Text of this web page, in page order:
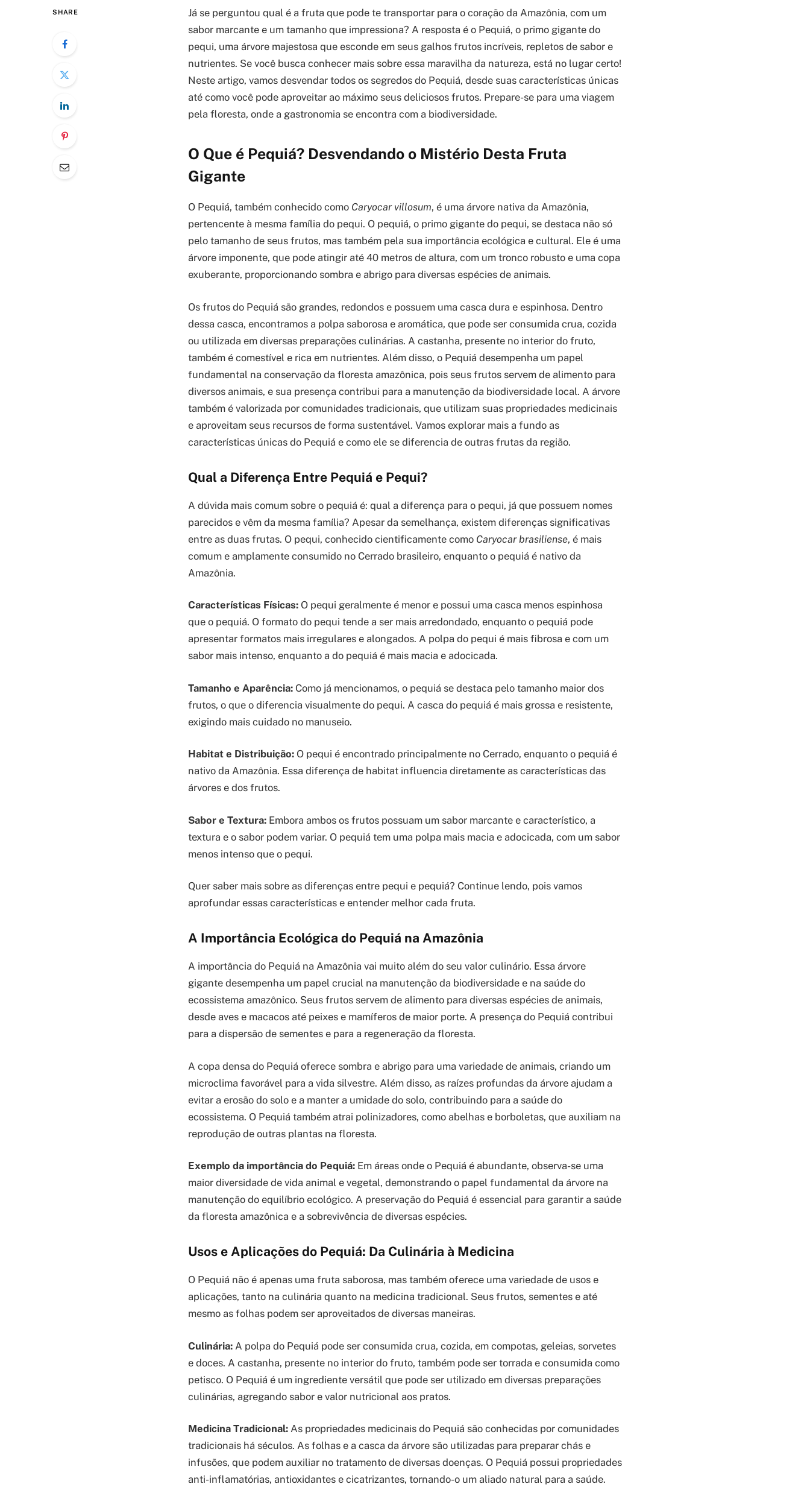
SHARE
Já se perguntou qual é a fruta que pode te transportar para o coração da Amazônia, com um
sabor marcante e um tamanho que impressiona? A resposta é o Pequiá, o primo gigante do
pequi, uma árvore majestosa que esconde em seus galhos frutos incríveis, repletos de sabor e
nutrientes. Se você busca conhecer mais sobre essa maravilha da natureza, está no lugar certo!
Neste artigo, vamos desvendar todos os segredos do Pequiá, desde suas características únicas
até como você pode aproveitar ao máximo seus deliciosos frutos. Prepare-se para uma viagem
pela floresta, onde a gastronomia se encontra com a biodiversidade.
O Que é Pequiá? Desvendando o Mistério Desta Fruta
Gigante
O Pequiá, também conhecido como Caryocar villosum, é uma árvore nativa da Amazônia,
pertencente à mesma família do pequi. O pequiá, o primo gigante do pequi, se destaca não só
pelo tamanho de seus frutos, mas também pela sua importância ecológica e cultural. Ele é uma
árvore imponente, que pode atingir até 40 metros de altura, com um tronco robusto e uma copa
exuberante, proporcionando sombra e abrigo para diversas espécies de animais.
Os frutos do Pequiá são grandes, redondos e possuem uma casca dura e espinhosa. Dentro
dessa casca, encontramos a polpa saborosa e aromática, que pode ser consumida crua, cozida
ou utilizada em diversas preparações culinárias. A castanha, presente no interior do fruto,
também é comestível e rica em nutrientes. Além disso, o Pequiá desempenha um papel
fundamental na conservação da floresta amazônica, pois seus frutos servem de alimento para
diversos animais, e sua presença contribui para a manutenção da biodiversidade local. A árvore
também é valorizada por comunidades tradicionais, que utilizam suas propriedades medicinais
e aproveitam seus recursos de forma sustentável. Vamos explorar mais a fundo as
características únicas do Pequiá e como ele se diferencia de outras frutas da região.
Qual a Diferença Entre Pequiá e Pequi?
A dúvida mais comum sobre o pequiá é: qual a diferença para o pequi, já que possuem nomes
parecidos e vêm da mesma família? Apesar da semelhança, existem diferenças significativas
entre as duas frutas. O pequi, conhecido cientificamente como Caryocar brasiliense, é mais
comum e amplamente consumido no Cerrado brasileiro, enquanto o pequiá é nativo da
Amazônia.
Características Físicas: O pequi geralmente é menor e possui uma casca menos espinhosa
que o pequiá. O formato do pequi tende a ser mais arredondado, enquanto o pequiá pode
apresentar formatos mais irregulares e alongados. A polpa do pequi é mais fibrosa e com um
sabor mais intenso, enquanto a do pequiá é mais macia e adocicada.
Tamanho e Aparência: Como já mencionamos, o pequiá se destaca pelo tamanho maior dos
frutos, o que o diferencia visualmente do pequi. A casca do pequiá é mais grossa e resistente,
exigindo mais cuidado no manuseio.
Habitat e Distribuição: O pequi é encontrado principalmente no Cerrado, enquanto o pequiá é
nativo da Amazônia. Essa diferença de habitat influencia diretamente as características das
árvores e dos frutos.
Sabor e Textura: Embora ambos os frutos possuam um sabor marcante e característico, a
textura e o sabor podem variar. O pequiá tem uma polpa mais macia e adocicada, com um sabor
menos intenso que o pequi.
Quer saber mais sobre as diferenças entre pequi e pequiá? Continue lendo, pois vamos
aprofundar essas características e entender melhor cada fruta.
A Importância Ecológica do Pequiá na Amazônia
A importância do Pequiá na Amazônia vai muito além do seu valor culinário. Essa árvore
gigante desempenha um papel crucial na manutenção da biodiversidade e na saúde do
ecossistema amazônico. Seus frutos servem de alimento para diversas espécies de animais,
desde aves e macacos até peixes e mamíferos de maior porte. A presença do Pequiá contribui
para a dispersão de sementes e para a regeneração da floresta.
A copa densa do Pequiá oferece sombra e abrigo para uma variedade de animais, criando um
microclima favorável para a vida silvestre. Além disso, as raízes profundas da árvore ajudam a
evitar a erosão do solo e a manter a umidade do solo, contribuindo para a saúde do
ecossistema. O Pequiá também atrai polinizadores, como abelhas e borboletas, que auxiliam na
reprodução de outras plantas na floresta.
Exemplo da importância do Pequiá: Em áreas onde o Pequiá é abundante, observa-se uma
maior diversidade de vida animal e vegetal, demonstrando o papel fundamental da árvore na
manutenção do equilíbrio ecológico. A preservação do Pequiá é essencial para garantir a saúde
da floresta amazônica e a sobrevivência de diversas espécies.
Usos e Aplicações do Pequiá: Da Culinária à Medicina
O Pequiá não é apenas uma fruta saborosa, mas também oferece uma variedade de usos e
aplicações, tanto na culinária quanto na medicina tradicional. Seus frutos, sementes e até
mesmo as folhas podem ser aproveitados de diversas maneiras.
Culinária: A polpa do Pequiá pode ser consumida crua, cozida, em compotas, geleias, sorvetes
e doces. A castanha, presente no interior do fruto, também pode ser torrada e consumida como
petisco. O Pequiá é um ingrediente versátil que pode ser utilizado em diversas preparações
culinárias, agregando sabor e valor nutricional aos pratos.
Medicina Tradicional: As propriedades medicinais do Pequiá são conhecidas por comunidades
tradicionais há séculos. As folhas e a casca da árvore são utilizadas para preparar chás e
infusões, que podem auxiliar no tratamento de diversas doenças. O Pequiá possui propriedades
anti-inflamatórias, antioxidantes e cicatrizantes, tornando-o um aliado natural para a saúde.